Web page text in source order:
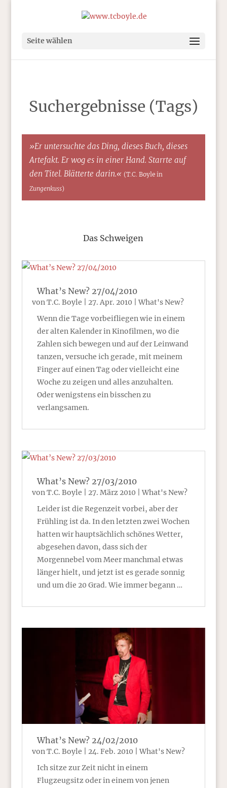
Seite wählen
Suchergebnisse (Tags)
»Er untersuchte das Ding, dieses Buch, dieses
Artefakt. Er wog es in einer Hand. Starrte auf
den Titel. Blätterte darin.« (T.C. Boyle in
Zungenkuss)
Das Schweigen
What’s New? 27/04/2010
vonT.C. Boyle 27. Apr. 2010 |What's New?
Wenn die Tage vorbeifliegen wie in einem
der alten Kalender in Kinofilmen, wo die
Zahlen sich bewegen und auf der Leinwand
tanzen, versuche ich gerade, mit meinem
Finger auf einen Tag oder vielleicht eine
Woche zu zeigen und alles anzuhalten.
Oder wenigstens ein bisschen zu
verlangsamen.
What’s New? 27/03/2010
vonT.C. Boyle 27. März 2010 |What's New?
Leider ist die Regenzeit vorbei, aber der
Frühling ist da. In den letzten zwei Wochen
hatten wir hauptsächlich schönes Wetter,
abgesehen davon, dass sich der
Morgennebel vom Meer manchmal etwas
länger hielt, und jetzt ist es gerade sonnig
und um die 20 Grad. Wie immer begann …
What’s New? 24/02/2010
vonT.C. Boyle 24. Feb. 2010 |What's New?
Ich sitze zur Zeit nicht in einem
Flugzeugsitz oder in einem von jenen